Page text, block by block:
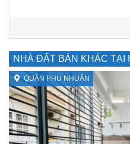
NHÀ ĐẤT BÁN KHÁC TẠI
QUẬN PHÚ NHUẬN